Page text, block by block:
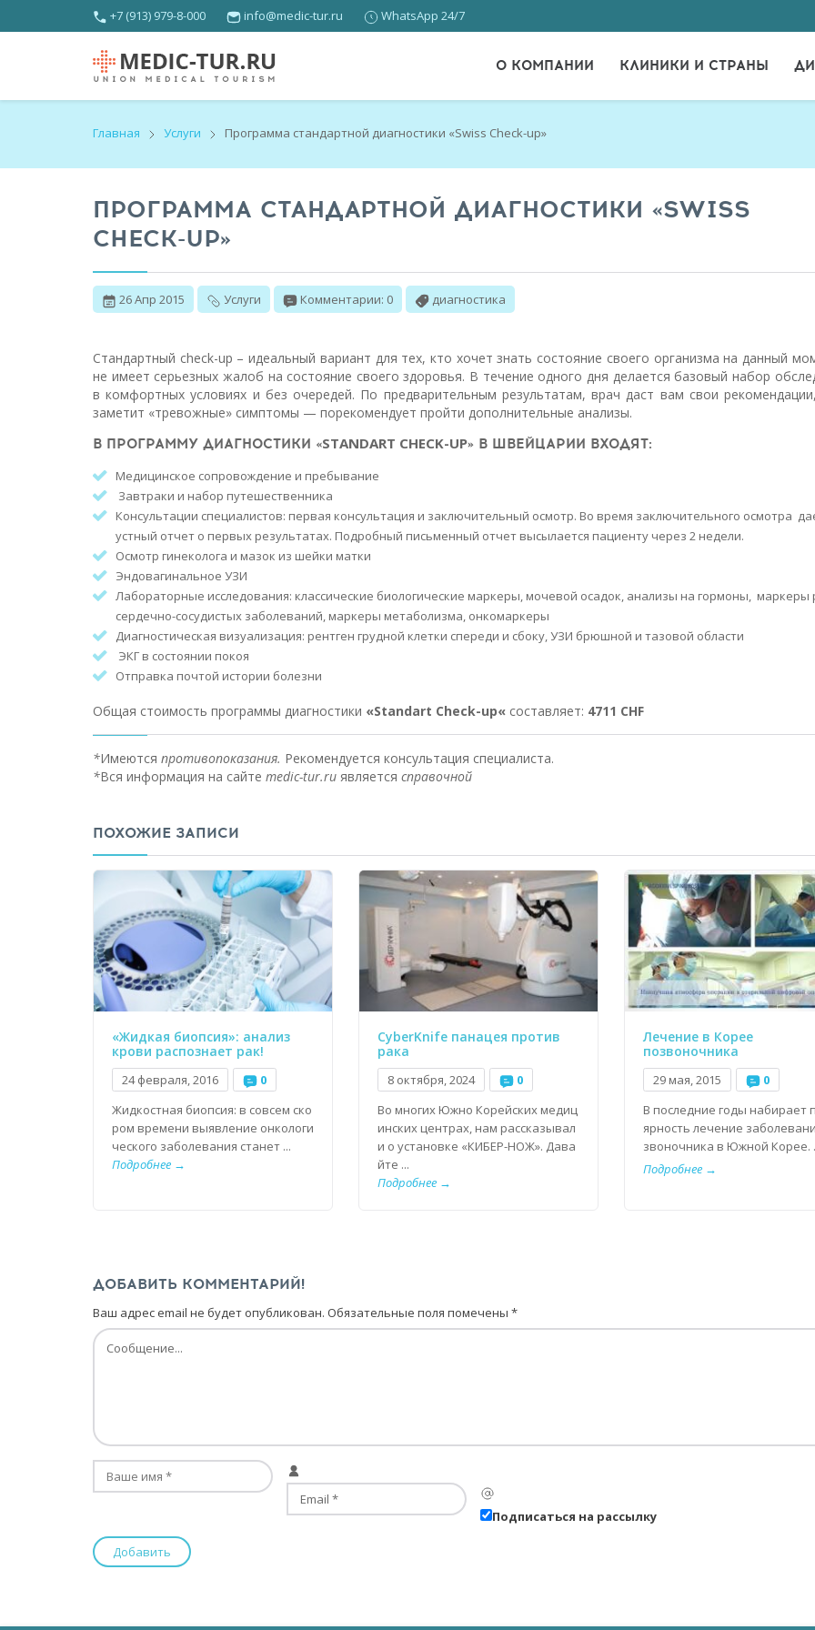
+7 (913) 979-8-000 info@medic-tur.ru WhatsApp 24/7
О КОМПАНИИ КЛИНИКИ И СТРАНЫ
Главная Услуги Программа стандартной диагностики «Swiss Сheck-up»
ПРОГРАММА СТАНДАРТНОЙ ДИАГНОСТИКИ «SWISS
СHECK-UP»
26 Апр 2015 Услуги Комментарии: 0 диагностика
Стандартный check-up – идеальный вариант для тех, кто хочет знать состояние своего организма на данный
не имеет серьезных жалоб на состояние своего здоровья. В течение одного дня делается базовый набор
в комфортных условиях и без очередей. По предварительным результатам, врач даст вам свои
заметит «тревожные» симптомы — порекомендует пройти дополнительные анализы.
В ПРОГРАММУ ДИАГНОСТИКИ «STANDART СHECK-UP» В ШВЕЙЦАРИИ ВХОДЯТ:
Медицинское сопровождение и пребывание
Завтраки и набор путешественника
Консультации специалистов: первая консультация и заключительный осмотр. Во время заключительного осмотра
устный отчет о первых результатах. Подробный письменный отчет высылается пациенту через 2 недели.
Осмотр гинеколога и мазок из шейки матки
Эндовагинальное УЗИ
Лабораторные исследования: классические биологические маркеры, мочевой осадок, анализы на гормоны, маркеры
сердечно-сосудистых заболеваний, маркеры метаболизма, онкомаркеры
Диагностическая визуализация: рентген грудной клетки спереди и сбоку, УЗИ брюшной и тазовой области
ЭКГ в состоянии покоя
Отправка почтой истории болезни
Общая стоимость программы диагностики «Standart Сheck-up« составляет: 4711 CHF
*Имеются противопоказания. Рекомендуется консультация специалиста.
*Вся информация на сайте medic-tur.ru является справочной
ПОХОЖИЕ ЗАПИСИ
«Жидкая биопсия»: анализ
крови распознает рак!
24 февраля, 2016
0
Жидкостная биопсия: в совсем ско
ром времени выявление онкологи
ческого заболевания станет ...
Подробнее →
CyberKnife панацея против
рака
8 октября, 2024
0
Во многих Южно Корейских медиц
инских центрах, нам рассказывал
и о установке «КИБЕР-НОЖ». Дава
йте ...
Подробнее →
Лечение в Корее
позвоночника
29 мая, 2015
0
В последние годы набирает
ярность лечение
звоночника в Южной Корее.
Подробнее →
ДОБАВИТЬ КОММЕНТАРИЙ!
Ваш адрес email не будет опубликован. Обязательные поля помечены *
Подписаться на рассылку